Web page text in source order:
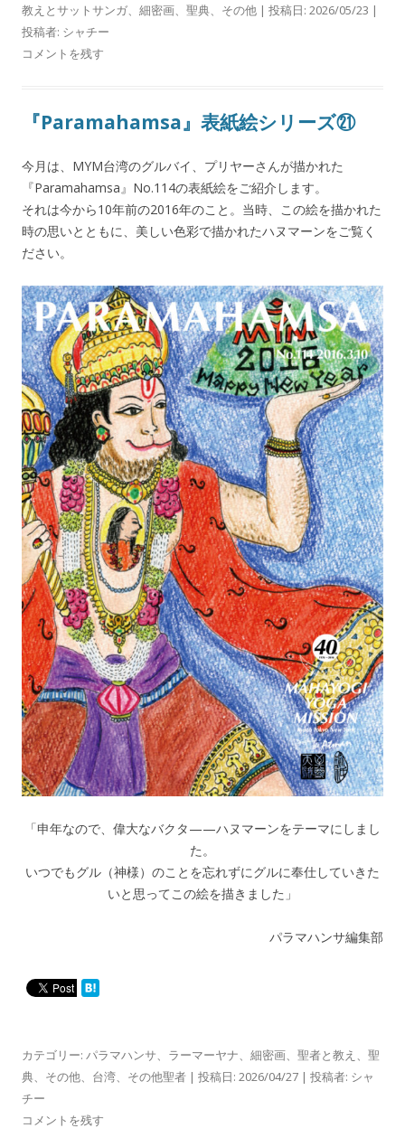
教えとサットサンガ
細密画 聖典 その他 | 投稿日: 2026/05/23 |
投稿者: シャチー
コメントを残す
『Paramahamsa』表紙絵シリーズ㉑
今月は、MYM台湾のグルバイ、プリヤーさんが描かれた
『Paramahamsa』No.114の表紙絵をご紹介します。
それは今から10年前の2016年のこと。当時、この絵を描かれた
時の思いとともに、美しい色彩で描かれたハヌマーンをご覧く
ださい。
「申年なので、偉大なバクタ——ハヌマーンをテーマにしまし
た。
いつでもグル（神様）のことを忘れずにグルに奉仕していきた
いと思ってこの絵を描きました」
パラマハンサ編集部
カテゴリー: パラマハンサ、 ラーマーヤナ、 細密画、 聖者と教え 、 聖
典、 その他、 台湾、 その他聖者 | 投稿日: 2026/04/27 | 投稿者: シャ
チー
コメントを残す